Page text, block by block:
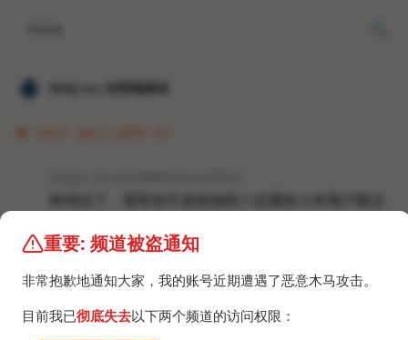
𝐙𝐆𝐐 ɪɴᴄ.的唠嗑频道
重要: 频道被盗通知
非常抱歉地通知大家，我的账号近期遭遇了恶意木马攻击。
目前我已彻底失去以下两个频道的访问权限：